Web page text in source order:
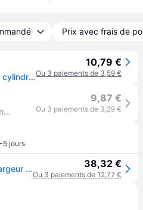
Prix avec frais de
Burg-Wächter Cadenas à cylindre 21 60 Corps de serrure B.60mm VA différents cadenas
10,79 €
Ou 3 paiements de 3,59 €
Burg-wÄchter Zylindervorhangschloss 21 60 Schlosskörper-B.60mm VA
9,87 €
Ou 3 paiements de 3,29 €
5 jours
Cadenas cylindrique 21 60 largeur du corps de verrou 60 mm acier inoxydable ferm 38,32 €
Ou 3 paiements de 12,77 €